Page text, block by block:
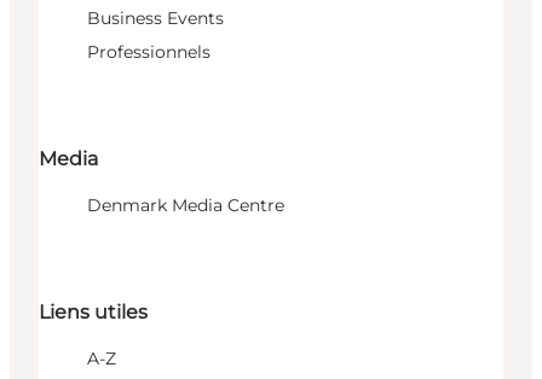
Business Events
Professionnels
Media
Denmark Media Centre
Liens utiles
A-Z